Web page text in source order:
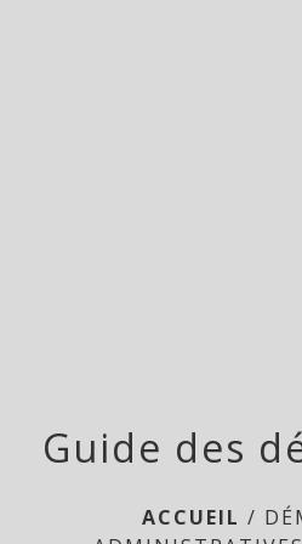
Guide des
ACCUEIL /